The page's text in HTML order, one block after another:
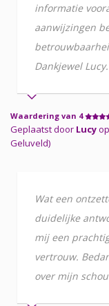
informatie
aanwijzingen
Dankjewel Lucy.
Waardering van 4
Geplaatst door Lucy
Geluveld)
Wat een
duidelijke
mij een
vertrouw.
over mijn